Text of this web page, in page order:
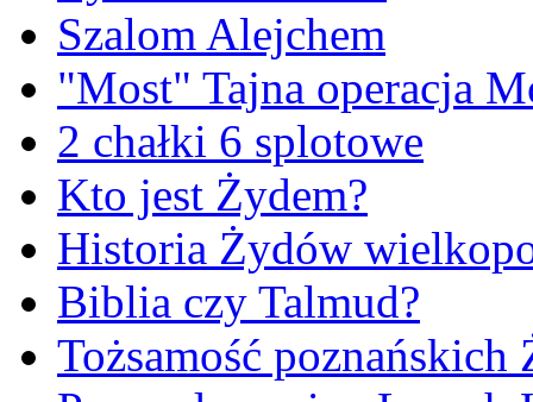
Szalom Alejchem
"Most" Tajna operacja
2 chałki 6 splotowe
Kto jest Żydem?
Historia Żydów
Biblia czy Talmud?
Tożsamość poznańskich